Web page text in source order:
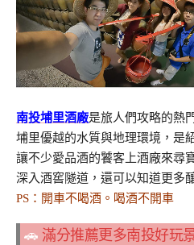
南投埔里酒廠是旅人們攻略的熱
埔里優越的水質與地理環境，是
讓不少愛品酒的饕客上酒廠來尋
深入酒窖隧道，還可以知道更多
PS：開車不喝酒。喝酒不開車
🚗 滿分推薦更多南投好玩